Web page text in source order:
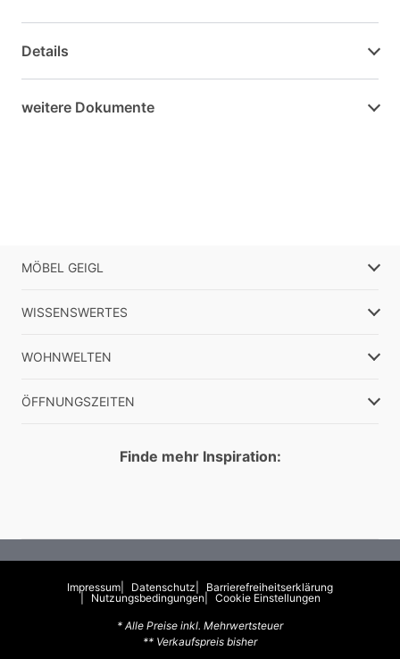
Details
weitere Dokumente
MÖBEL GEIGL
WISSENSWERTES
WOHNWELTEN
ÖFFNUNGSZEITEN
Finde mehr Inspiration:
Impressum Datenschutz
Barrierefreiheitserklärung
Nutzungsbedingungen
Cookie Einstellungen
* Alle Preise inkl. Mehrwertsteuer
** Verkaufspreis bisher